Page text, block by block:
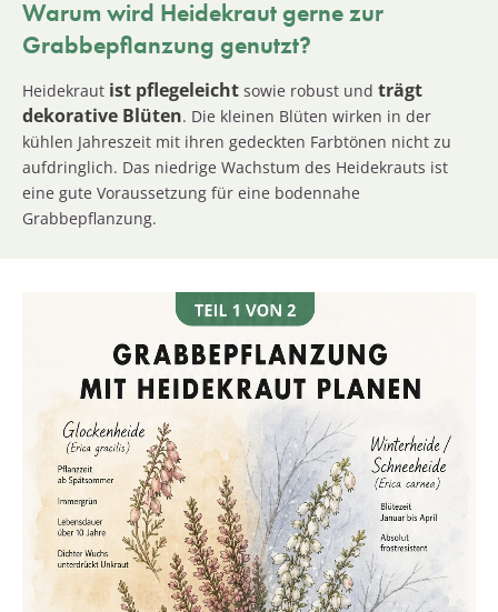
Warum wird Heidekrautgerne zur
Grabbepflanzung genutzt?
Heidekraut ist pflegeleicht sowie robust und trägt
dekorative Blüten. Die kleinen Blüten wirken in der
kühlen Jahreszeit mit ihren gedeckten Farbtönen nicht zu
aufdringlich. Das niedrige Wachstum des Heidekrauts ist
eine gute Voraussetzung für eine bodennahe
Grabbepflanzung.